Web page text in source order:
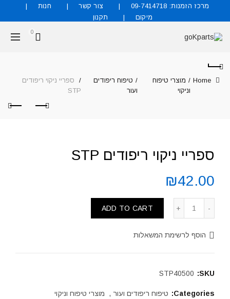
מרכז הזמנות: 09-7414718 צור קשר
חנות
מיקום
תקנון
0
Home
מוצרי טיפוח
וניקוי
טיפוח ריפודים
ועור
ספריי ניקוי ריפודים
STP
ספריי ניקוי ריפודים STP
₪42.00
ADD TO CART
הוסף לרשימת המשאלות
SKU:
STP40500
Categories: טיפוח ריפודים ועור , מוצרי טיפוח וניקוי